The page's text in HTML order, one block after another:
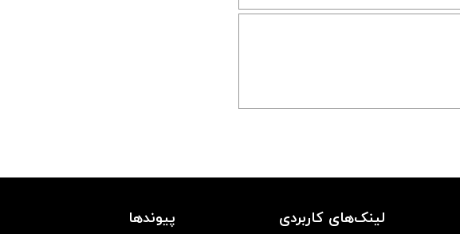
لینک‌های کاربردی پیوندها